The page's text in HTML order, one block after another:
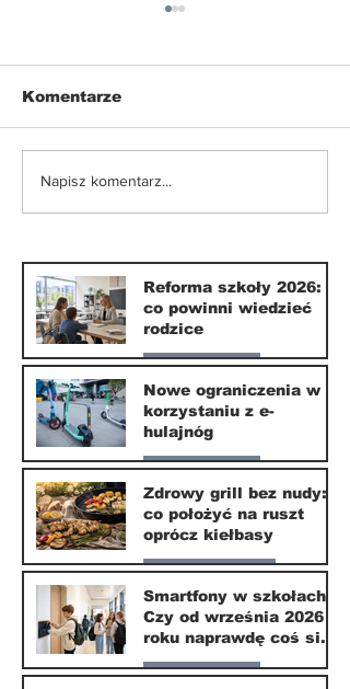
Nowe ograniczenia w
Komentarze
Napisz komentarz...
Reforma szkoły 2026:
co powinni wiedzieć
rodzice
Nasze miasto
10 lip
Nowe ograniczenia w
korzystaniu z e-
hulajnóg
Nasze miasto
3 lip
Zdrowy grill bez nudy:
co położyć na ruszt
oprócz kiełbasy
Zdrowie i uroda
1 lip
Smartfony w szkołach.
Czy od września 2026
roku naprawdę coś się
zmieni?
Nasze miasto